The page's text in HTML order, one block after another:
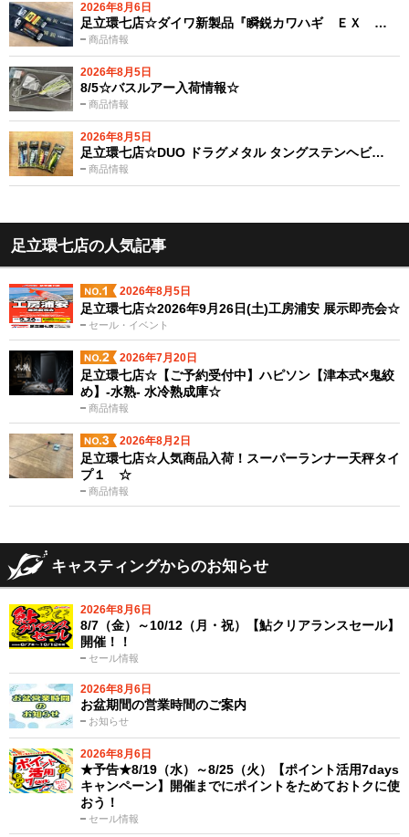
2026年8月6日
商品情報
足立環七店☆ダイワ新製品『瞬鋭カワハギ ＥＸ …
2026年8月5日
商品情報
8/5☆バスルアー入荷情報☆
2026年8月5日
商品情報
足立環七店☆DUO ドラグメタル タングステンヘビ…
足立環七店の人気記事
2026年8月5日
セール・イベント
足立環七店☆2026年9月26日(土)工房浦安 展示即売会☆
2026年7月20日
商品情報
足立環七店☆【ご予約受付中】ハピソン【津本式×鬼絞
め】-水熟- 水冷熟成庫☆
2026年8月2日
商品情報
足立環七店☆人気商品入荷！スーパーランナー天秤タイ
プ１ ☆
キャスティングからのお知らせ
2026年8月6日
セール情報
8/7（金）～10/12（月・祝）【鮎クリアランスセール】
開催！！
2026年8月6日
お知らせ
お盆期間の営業時間のご案内
2026年8月6日
セール情報
★予告★8/19（水）～8/25（火）【ポイント活用7days
キャンペーン】開催までにポイントをためておトクに使
おう！